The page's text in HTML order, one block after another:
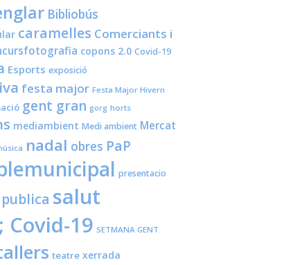
Bibliobús
caramelles Comerciants i
copons 2.0 Covid-19
Esports exposició
festa major Festa Major Hivern
gent gran gorg horts
mediambient Medi ambient Mercat
nadal obres PaP
presentacio
salut
Covid-19 SETMANA GENT
teatre xerrada